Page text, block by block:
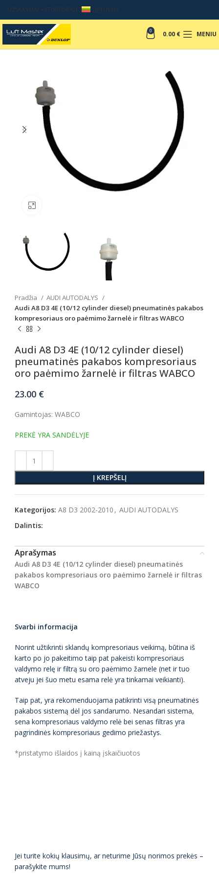
UŽSAKYMAI +37067049017 LIETUVOS
0 0.00 € MENIU
Pradžia
AUDI AUTODALYS
Audi A8 D3 4E (10/12 cylinder diesel) pneumatinės pakabos
kompresoriaus oro paėmimo žarnelė ir filtras WABCO
Audi A8 D3 4E (10/12 cylinder diesel)
pneumatinės pakabos kompresoriaus
oro paėmimo žarnelė ir filtras WABCO
23.00 €
Gamintojas: WABCO
PREKĖ YRA SANDĖLYJE
Į KREPŠELĮ
Kategorijos: A8 D3 2002-2010 , AUDI AUTODALYS
Dalintis:
Aprašymas
Audi A8 D3 4E (10/12 cylinder diesel) pneumatinės
pakabos kompresoriaus oro paėmimo žarnelė ir filtras
WABCO
Svarbi informacija
Norint užtikrinti sklandų kompresoriaus veikimą, būtina iš
karto po jo pakeitimo taip pat pakeisti kompresoriaus
valdymo relę ir filtrą su oro paėmimo žarnele (net ir tuo
atveju jei šuo metu esama relė yra tinkamai veikianti).
Taip pat, yra rekomenduojama patikrinti visą pneumatinės
pakabos sistemą dėl jos sandarumo. Nesandari sistema,
sena kompresoriaus valdymo relė bei senas filtras yra
pagrindinės kompresoriaus gedimo priežastys.
*pristatymo išlaidos į kainą įskaičiuotos
Jei turite kokių klausimų, ar neturime Jūsų norimos prekės –
parašykite mums!